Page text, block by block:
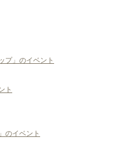
プ」のイベント
ト
のイベント